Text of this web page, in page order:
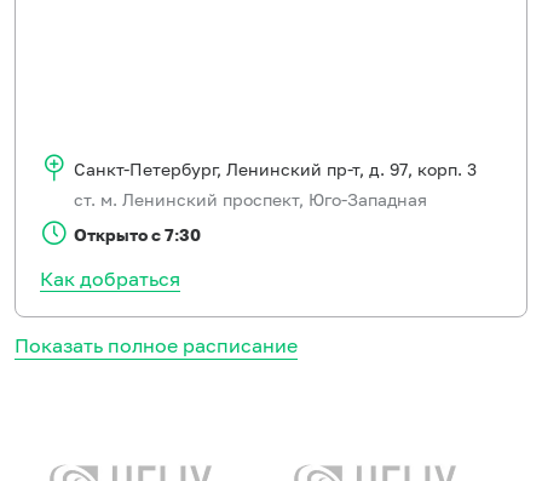
Показать полное расписание
Санкт-Петербург, Ленинский пр-т, д. 97, корп. 3
ст. м. Ленинский проспект, Юго-Западная
Открыто с 7:30
Как добраться